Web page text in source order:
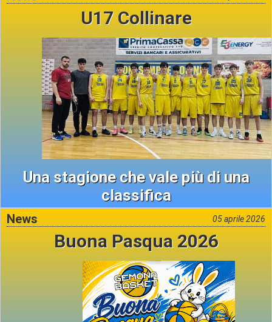
U17 Collinare
Una stagione che vale più di una
classifica
News 05 aprile 2026
Buona Pasqua 2026